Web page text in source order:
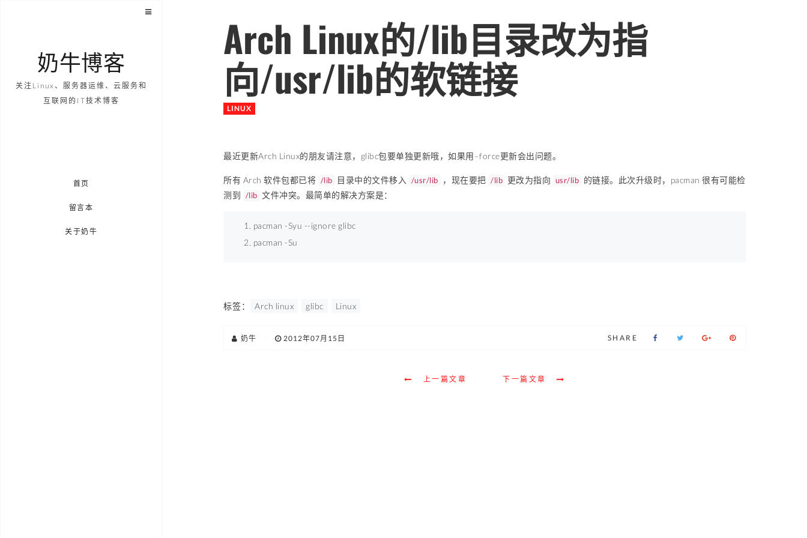
奶牛博客
关注Linux、服务器运维、云服务和
互联网的IT技术博客
首页
留言本
关于奶牛
Arch Linux的/lib目录改为指
向/usr/lib的软链接
LINUX
最近更新Arch Linux的朋友请注意，glibc包要单独更新哦，如果用–force更新会出问题。
所有 Arch 软件包都已将 /lib 目录中的文件移入 /usr/lib ，现在要把 /lib 更改为指向 usr/lib 的链接。此次升级时，pacman 很有可能检
测到 /lib 文件冲突。最简单的解决方案是：
pacman -Syu --ignore glibc
pacman -Su
标签： Arch linux glibc Linux
奶牛 2012年07月15日 SHARE
上一篇文章 下一篇文章